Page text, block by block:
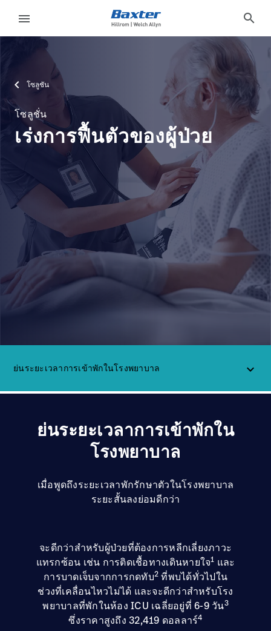
solution-area-landing-page
ผลิตภัณฑ์
บริการ
language ประเทศ
ติดต่อเรา
language ประเทศ
ติดต่อเรา
อาชีพ
Baxter.com launch
menu search
โซลูชัน
โซลูชั่น
เร่งการฟื้นตัวของผู้ป่วย
ย่นระยะเวลาการเข้าพักในโรงพยาบาล keyboard_arrow_up
ย่นระยะเวลาการเข้าพักใน
โรงพยาบาล
เมื่อพูดถึงระยะเวลาพักรักษาตัวในโรงพยาบาล
ระยะสั้นลงย่อมดีกว่า
จะดีกว่าสำหรับผู้ป่วยที่ต้องการหลีกเลี่ยงภาวะ
แทรกซ้อน เช่น การติดเชื้อทางเดินหายใจ1 และ
การบาดเจ็บจากการกดทับ2 ที่พบได้ทั่วไปใน
ช่วงที่เคลื่อนไหวไม่ได้ และจะดีกว่าสำหรับโรง
พยาบาลที่พักในห้อง ICU เฉลี่ยอยู่ที่ 6-9 วัน3
ซึ่งราคาสูงถึง 32,419 ดอลลาร์4